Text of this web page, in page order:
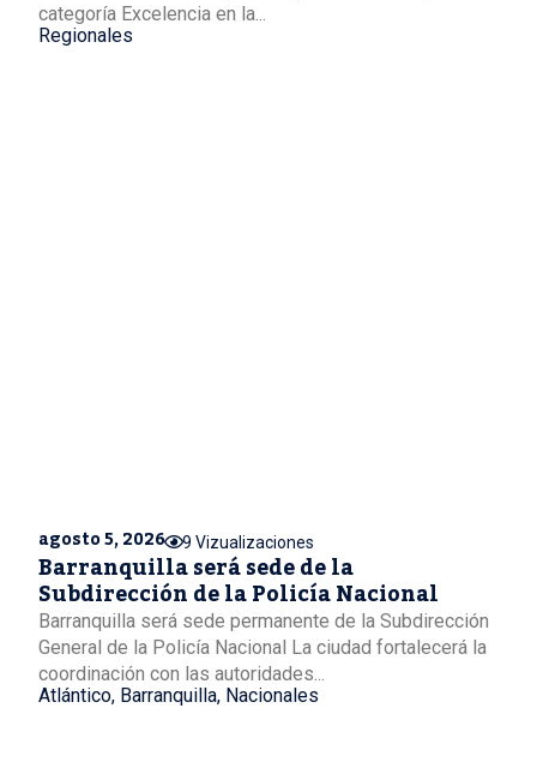
categoría Excelencia en la...
Regionales
agosto 5, 2026 9 Vizualizaciones
Barranquilla será sede de la
Subdirección de la Policía Nacional
Barranquilla será sede permanente de la Subdirección
General de la Policía Nacional La ciudad fortalecerá la
coordinación con las autoridades...
Atlántico, Barranquilla, Nacionales